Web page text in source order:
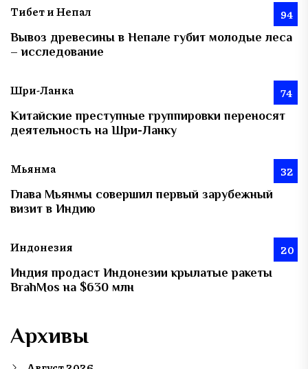
Тибет и Непал 94
Вывоз древесины в Непале губит молодые леса
– исследование
Шри-Ланка 74
Китайские преступные группировки переносят
деятельность на Шри-Ланку
Мьянма 32
Глава Мьянмы совершил первый зарубежный
визит в Индию
Индонезия 20
Индия продаст Индонезии крылатые ракеты
BrahMos на $630 млн
Архивы